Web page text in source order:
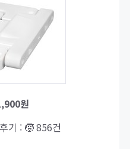
원
기 : 🧒 856건